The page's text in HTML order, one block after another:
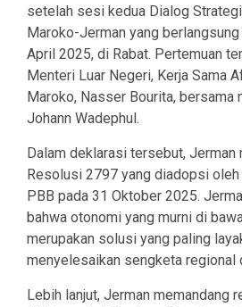
setelah sesi kedua Dialog
Maroko-Jerman yang
April 2025, di Rabat. Pertemuan
Menteri Luar Negeri, Kerja Sama
Maroko, Nasser Bourita, bersama
Johann Wadephul.
Dalam deklarasi tersebut, Jerman
Resolusi 2797 yang diadopsi oleh
PBB pada 31 Oktober 2025.
bahwa otonomi yang murni di
merupakan solusi yang paling
menyelesaikan sengketa regional
Lebih lanjut, Jerman memandang